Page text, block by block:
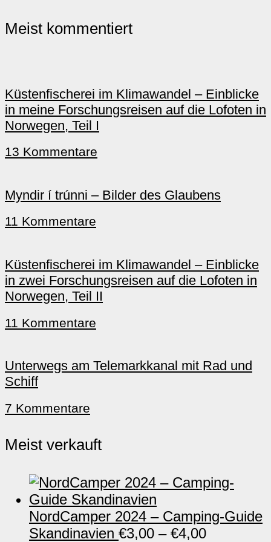
Meist kommentiert
Küstenfischerei im Klimawandel – Einblicke
in meine Forschungsreisen auf die Lofoten in
Norwegen, Teil I
13 Kommentare
Myndir í trúnni – Bilder des Glaubens
11 Kommentare
Küstenfischerei im Klimawandel – Einblicke
in zwei Forschungsreisen auf die Lofoten in
Norwegen, Teil II
11 Kommentare
Unterwegs am Telemarkkanal mit Rad und
Schiff
7 Kommentare
Meist verkauft
NordCamper 2024 – Camping-Guide
Skandinavien €3,00 – €4,00